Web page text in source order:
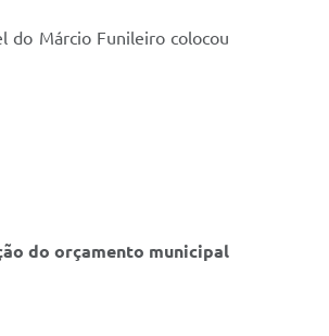
do Márcio Funileiro colocou
do orçamento municipal